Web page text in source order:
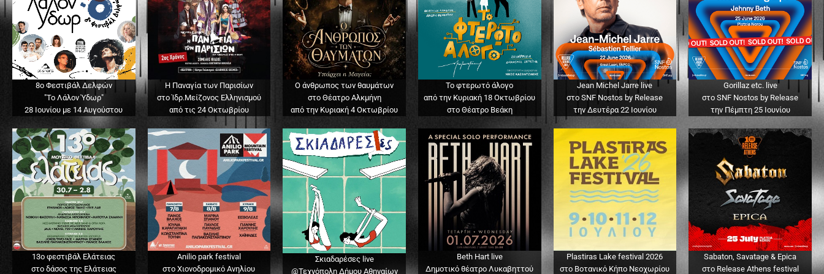
8ο Φεστιβάλ Δελφών
"Το Λάλον Ύδωρ"
28 Ιουνίου με 14 Αυγούστου
Η Παναγία των Παρισίων
στο Ίδρ.Μείζονος Ελληνισμού
από τις 24 Οκτωβρίου
Ο άνθρωπος των θαυμάτων
στο Θέατρο Αλκμήνη
από την Κυριακή 4 Οκτωβρίου
Το φτερωτό άλογο
από την Κυριακή 18 Οκτωβρίου
στο Θέατρο Βεάκη
Jean Michel Jarre live
στο SNF Nostos by Release
την Δευτέρα 22 Ιουνίου
Gorillaz etc. live
στο SNF Nostos by Release
την Πέμπτη 25 Ιουνίου
13o φεστιβάλ Ελάτειας
στο δάσος της Ελάτειας
Anilio park festival
στο Χιονοδρομικό Ανηλίου
Σκιαδαρέσες live
@Τεχνόπολη Δήμου Αθηναίων
Beth Hart live
Δημοτικό θέατρο Λυκαβηττού
Plastiras Lake festival 2026
στο Βοτανικό Κήπο Νεοχωρίου
Sabaton, Savatage & Epica
στο Release Athens festival